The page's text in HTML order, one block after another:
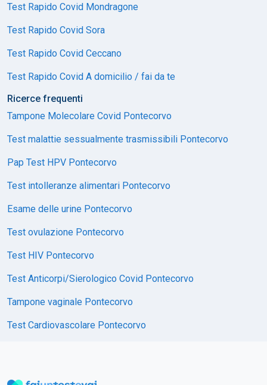
Test Rapido Covid Mondragone
Test Rapido Covid Sora
Test Rapido Covid Ceccano
Test Rapido Covid A domicilio / fai da te
Ricerce frequenti
Tampone Molecolare Covid Pontecorvo
Test malattie sessualmente trasmissibili Pontecorvo
Pap Test HPV Pontecorvo
Test intolleranze alimentari Pontecorvo
Esame delle urine Pontecorvo
Test ovulazione Pontecorvo
Test HIV Pontecorvo
Test Anticorpi/Sierologico Covid Pontecorvo
Tampone vaginale Pontecorvo
Test Cardiovascolare Pontecorvo